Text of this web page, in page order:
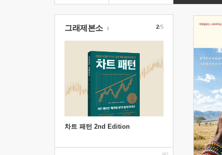
그래제본소
차트 패턴 2nd Edition
2/5